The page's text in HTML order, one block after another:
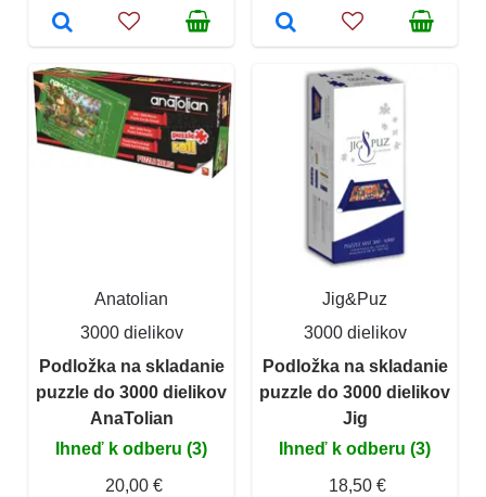
Anatolian
3000 dielikov
Podložka na skladanie
puzzle do 3000 dielikov
AnaTolian
Ihneď k odberu (3)
20,00 €
Jig&Puz
3000 dielikov
Podložka na skladanie
puzzle do 3000 dielikov
Jig
Ihneď k odberu (3)
18,50 €